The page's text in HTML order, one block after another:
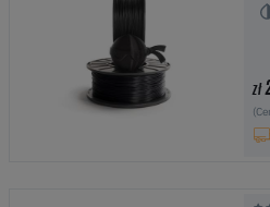
zł